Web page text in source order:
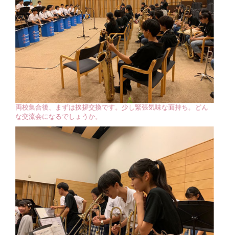
両校集合後、まずは挨拶交換です。少し緊張気味な面持ち。どん
な交流会になるでしょうか。